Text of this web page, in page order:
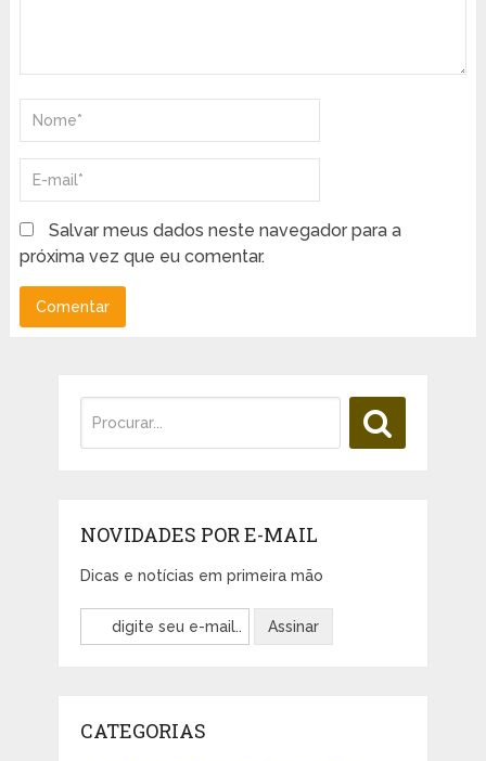
Salvar meus dados neste navegador para a
próxima vez que eu comentar.
NOVIDADES POR E-MAIL
Dicas e notícias em primeira mão
CATEGORIAS